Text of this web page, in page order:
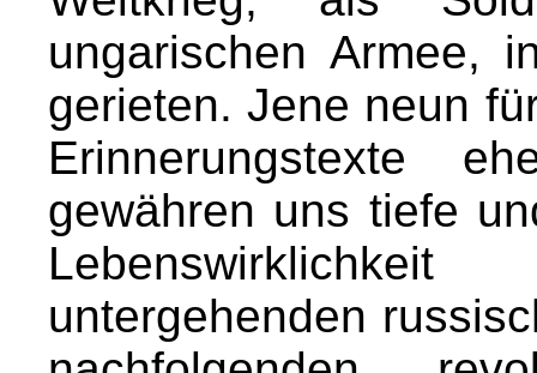
ungarischen Armee,
gerieten. Jene neun
Erinnerungstexte
gewähren uns tiefe
untergehenden